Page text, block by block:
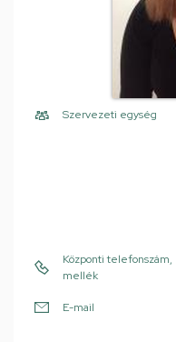
Szervezeti egység
Központi telefonszám,
mellék
E-mail